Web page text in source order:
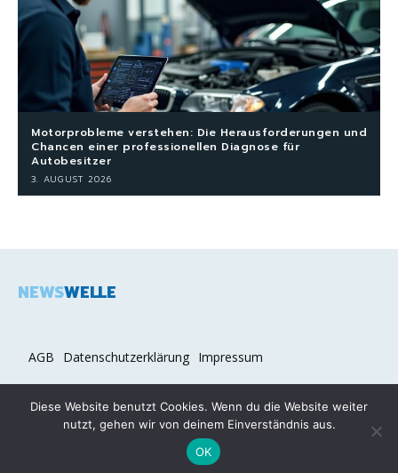
Motorprobleme verstehen: Die Herausforderungen und
Chancen einer professionellen Diagnose für
Autobesitzer
3. AUGUST 2026
NEWSWELLE
AGB Datenschutzerklärung Impressum
2026 COPYRIGHT © NEWSWELLE.DE
Diese Website benutzt Cookies. Wenn du die Website weiter
nutzt, gehen wir von deinem Einverständnis aus.
OK